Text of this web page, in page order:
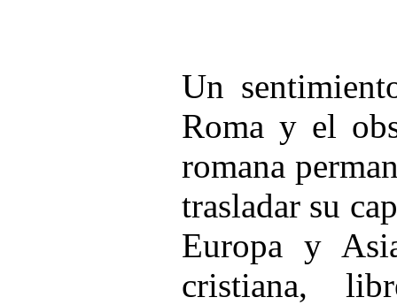
Un
Roma y el
romana
trasladar su
Europa y
cristiana,